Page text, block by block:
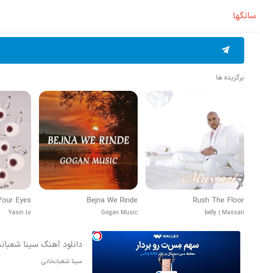
سانگها
برگزیده ها
Rush The Floor
belly | Massari
Bejna We Rinde
Gogan Music
Eyes
Yasin Lv
دانلود آهنگ سینا
سینا شعبانخانی